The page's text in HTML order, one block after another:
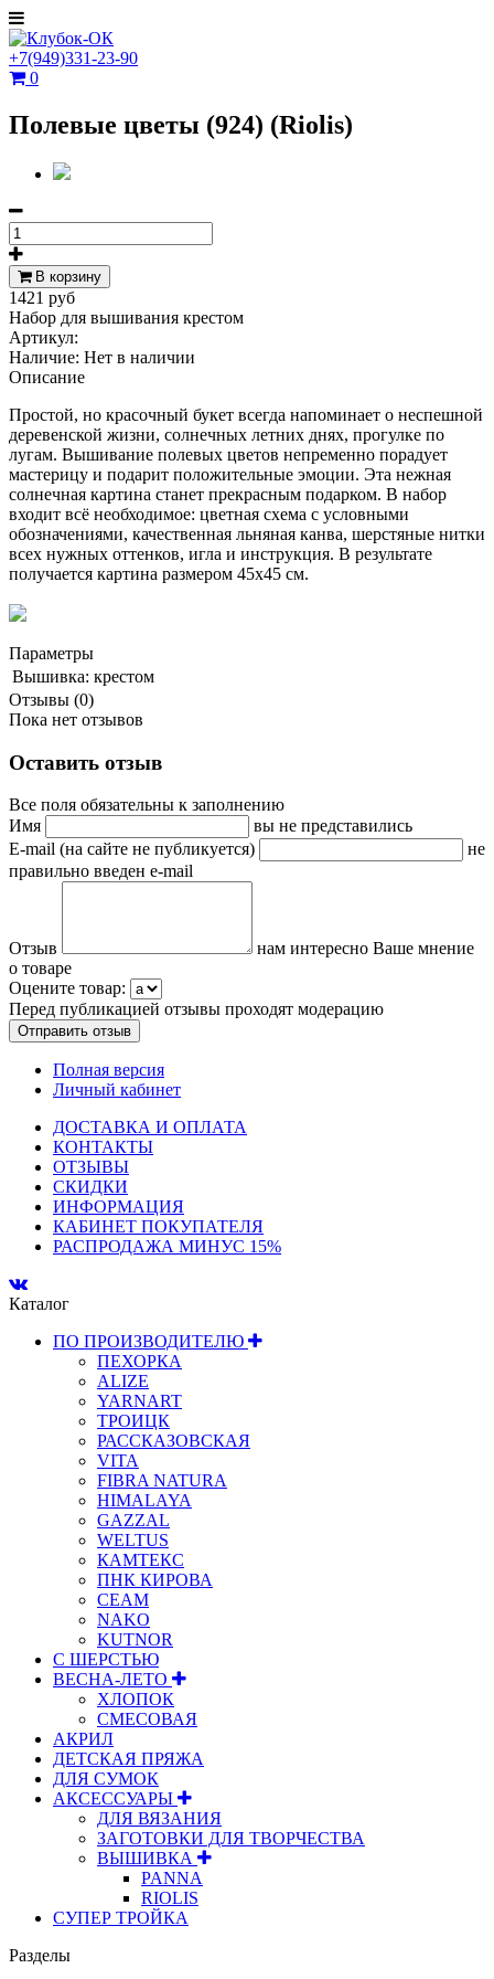
+7(949)331-23-90
0
Полевые цветы (924) (Riolis)
В корзину
1421 руб
Набор для вышивания крестом
Артикул:
Наличие: Нет в наличии
Описание
Простой, но красочный букет всегда напоминает о неспешной
деревенской жизни, солнечных летних днях, прогулке по
лугам. Вышивание полевых цветов непременно порадует
мастерицу и подарит положительные эмоции. Эта нежная
солнечная картина станет прекрасным подарком. В набор
входит всё необходимое: цветная схема с условными
обозначениями, качественная льняная канва, шерстяные нитки
всех нужных оттенков, игла и инструкция. В результате
получается картина размером 45х45 см.
Параметры
Вышивка: крестом
Отзывы (0)
Пока нет отзывов
Оставить отзыв
Все поля обязательны к заполнению
Имя
вы не представились
E-mail (на сайте не публикуется)
не
правильно введен e-mail
Отзыв
нам интересно Ваше мнение
о товаре
Оцените товар:
Перед публикацией отзывы проходят модерацию
Полная версия
Личный кабинет
ДОСТАВКА И ОПЛАТА
КОНТАКТЫ
ОТЗЫВЫ
СКИДКИ
ИНФОРМАЦИЯ
КАБИНЕТ ПОКУПАТЕЛЯ
РАСПРОДАЖА МИНУС 15%
Каталог
ПО ПРОИЗВОДИТЕЛЮ
ПЕХОРКА
ALIZE
YARNART
ТРОИЦК
РАССКАЗОВСКАЯ
VITA
FIBRA NATURA
HIMALAYA
GAZZAL
WELTUS
КАМТЕКС
ПНК КИРОВА
СЕАМ
NAKO
KUTNOR
С ШЕРСТЬЮ
ВЕСНА-ЛЕТО
ХЛОПОК
СМЕСОВАЯ
АКРИЛ
ДЕТСКАЯ ПРЯЖА
ДЛЯ СУМОК
АКСЕССУАРЫ
ДЛЯ ВЯЗАНИЯ
ЗАГОТОВКИ ДЛЯ ТВОРЧЕСТВА
ВЫШИВКА
PANNA
RIOLIS
СУПЕР ТРОЙКА
Разделы